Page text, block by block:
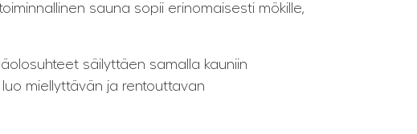
sauna sopii erinomaisesti mökille,
säilyttäen samalla kauniin
miellyttävän ja rentouttavan